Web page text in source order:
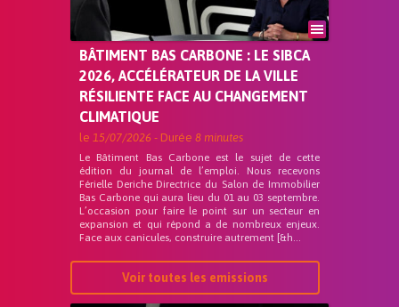
BÂTIMENT BAS CARBONE : LE SIBCA
2026, ACCÉLÉRATEUR DE LA VILLE
RÉSILIENTE FACE AU CHANGEMENT
CLIMATIQUE
le 15/07/2026 - Durée 8 minutes
Le Bâtiment Bas Carbone est le sujet de cette
édition du journal de l’emploi. Nous recevons
Férielle Deriche Directrice du Salon de Immobilier
Bas Carbone qui aura lieu du 01 au 03 septembre.
L’occasion pour faire le point sur un secteur en
expansion et qui répond a de nombreux enjeux.
Face aux canicules, construire autrement [&h...
Voir toutes les emissions